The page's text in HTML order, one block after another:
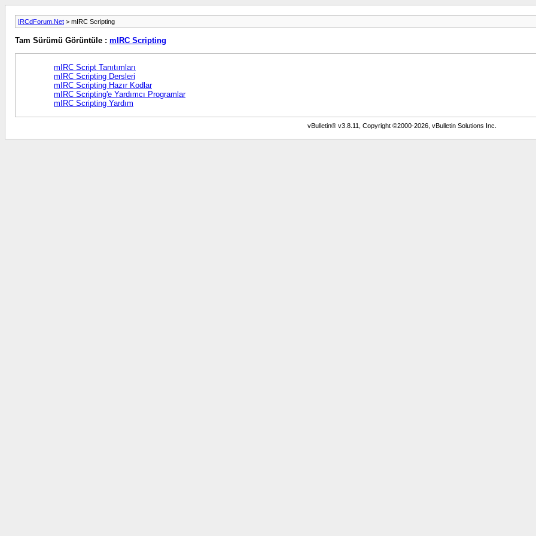
IRCdForum.Net > mIRC Scripting
Tam Sürümü Görüntüle : mIRC Scripting
mIRC Script Tanıtımları
mIRC Scripting Dersleri
mIRC Scripting Hazır Kodlar
mIRC Scripting'e Yardımcı Programlar
mIRC Scripting Yardım
vBulletin® v3.8.11, Copyright ©2000-2026, vBulletin Solutions Inc.